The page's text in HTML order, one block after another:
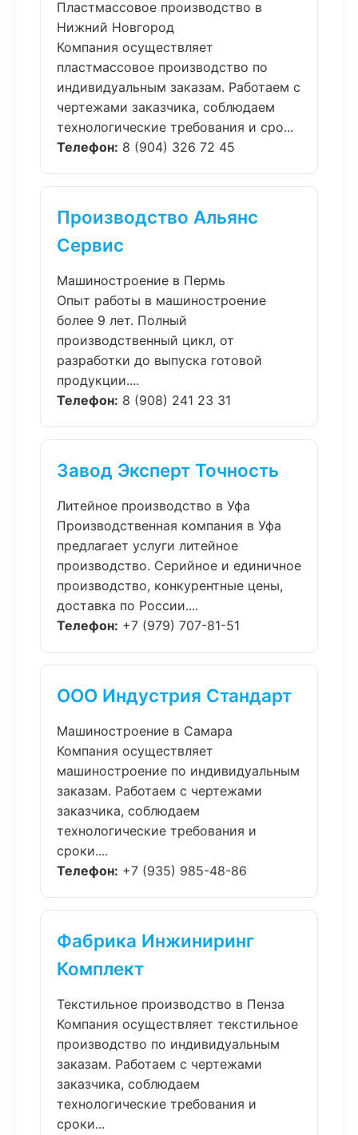
Пластмассовое производство в
Нижний Новгород
Компания осуществляет
пластмассовое производство по
индивидуальным заказам. Работаем с
чертежами заказчика, соблюдаем
технологические требования и сро...
Телефон: 8 (904) 326 72 45
Производство Альянс
Сервис
Машиностроение в Пермь
Опыт работы в машиностроение
более 9 лет. Полный
производственный цикл, от
разработки до выпуска готовой
продукции....
Телефон: 8 (908) 241 23 31
Завод Эксперт Точность
Литейное производство в Уфа
Производственная компания в Уфа
предлагает услуги литейное
производство. Серийное и единичное
производство, конкурентные цены,
доставка по России....
Телефон: +7 (979) 707-81-51
ООО Индустрия Стандарт
Машиностроение в Самара
Компания осуществляет
машиностроение по индивидуальным
заказам. Работаем с чертежами
заказчика, соблюдаем
технологические требования и
сроки....
Телефон: +7 (935) 985-48-86
Фабрика Инжиниринг
Комплект
Текстильное производство в Пенза
Компания осуществляет текстильное
производство по индивидуальным
заказам. Работаем с чертежами
заказчика, соблюдаем
технологические требования и
сроки...